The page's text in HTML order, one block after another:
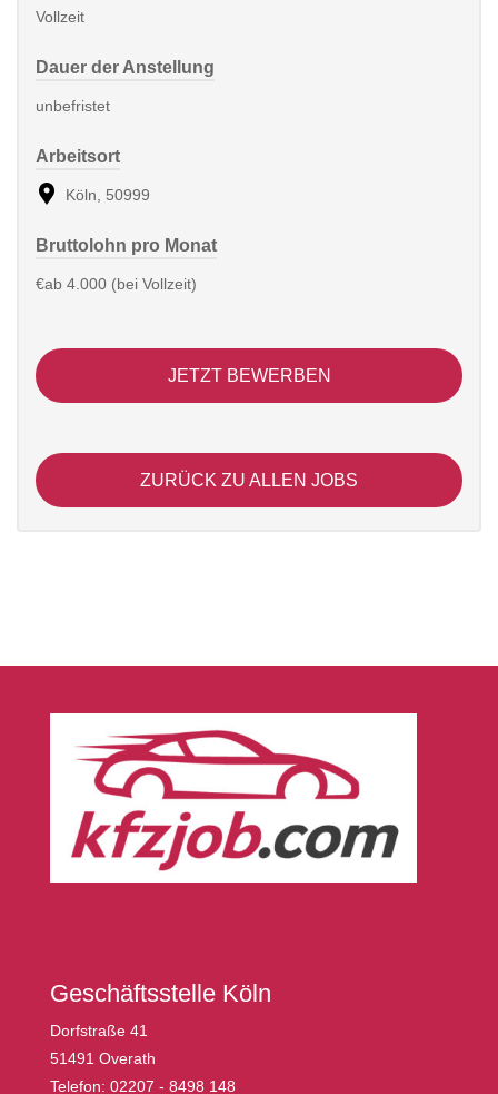
Vollzeit
Dauer der Anstellung
unbefristet
Arbeitsort
Köln, 50999
Bruttolohn pro Monat
€ab 4.000 (bei Vollzeit)
JETZT BEWERBEN
ZURÜCK ZU ALLEN JOBS
Geschäftsstelle Köln
Dorfstraße 41
51491 Overath
Telefon: 02207 - 8498 148